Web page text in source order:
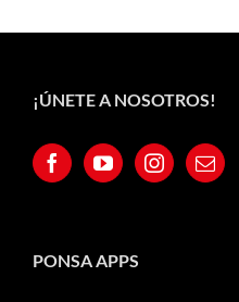
¡ÚNETE A NOSOTROS!
PONSA APPS